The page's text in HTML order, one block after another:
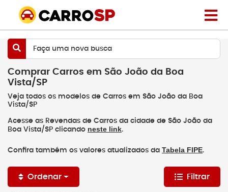
Faça uma nova busca
Comprar Carros em São João da Boa
Vista/SP
Veja todos os modelos de Carros em São João da Boa
Vista/SP
Acesse as Revendas de Carros da cidade de São João da
Boa Vista/SP clicando neste link.
Confira também os valores atualizados da Tabela FIPE.
Ordenar Filtrar